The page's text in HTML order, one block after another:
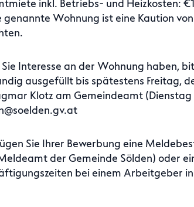
inkl. Betriebs- und Heizkosten:
genannte Wohnung ist eine Kaution
Interesse an der Wohnung haben,
ausgefüllt bis spätestens Freitag,
Klotz am Gemeindeamt
Sie Ihrer Bewerbung eine
der Gemeinde Sölden) oder
bei einem Arbeitgeber